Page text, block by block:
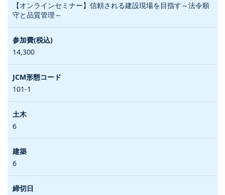
【オンラインセミナー】信頼される建設現場を目指す～法令順
守と品質管理～
14,300
101-1
6
6